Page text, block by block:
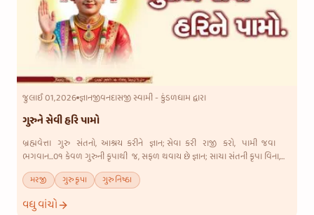
જુલાઈ 01,2026 જ્ઞાનજીવનદાસજી સ્વામી - કુંડળધામ દ્વારા
ગુરુને સેવી હરિ પામો
બ્રહ્મવેત્તા ગુરુ સંતનો, આશ્રય કરીને જ્ઞાન; સેવા કરી રાજી કરો, પામી જવા
ભગવાન...૦૧ કેવળ ગુરુની કૃપાથી જ, સફળ થવાય છે જ્ઞાન; સાચા સંતની કૃપા વિના,
મળતા નથી ભગવાન...૦૨ ગુરુ જ ટાળી
મરજી ગુરુકૃપા ગુરુનિષ્ઠા
વધુ વાંચો